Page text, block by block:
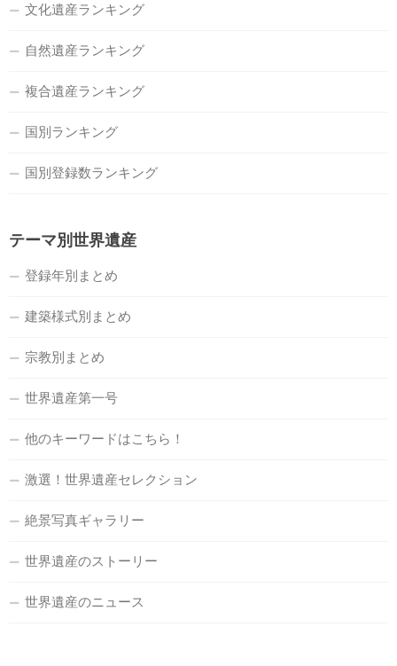
文化遺産ランキング
自然遺産ランキング
複合遺産ランキング
国別ランキング
国別登録数ランキング
テーマ別世界遺産
登録年別まとめ
建築様式別まとめ
宗教別まとめ
世界遺産第一号
他のキーワードはこちら！
激選！世界遺産セレクション
絶景写真ギャラリー
世界遺産のストーリー
世界遺産のニュース